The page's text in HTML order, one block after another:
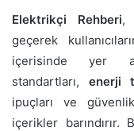
Elektrikçi Rehberi,
geçerek
içerisinde yer
standartları, enerji
ipuçları ve
içerikler barındırır.